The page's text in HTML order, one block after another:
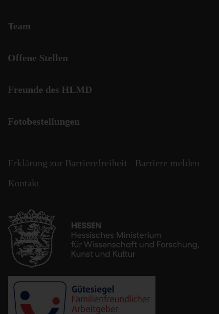
Team
Offene Stellen
Freunde des HLMD
Fotobestellungen
Erklärung zur Barrierefreiheit
Barriere melden
Kontakt